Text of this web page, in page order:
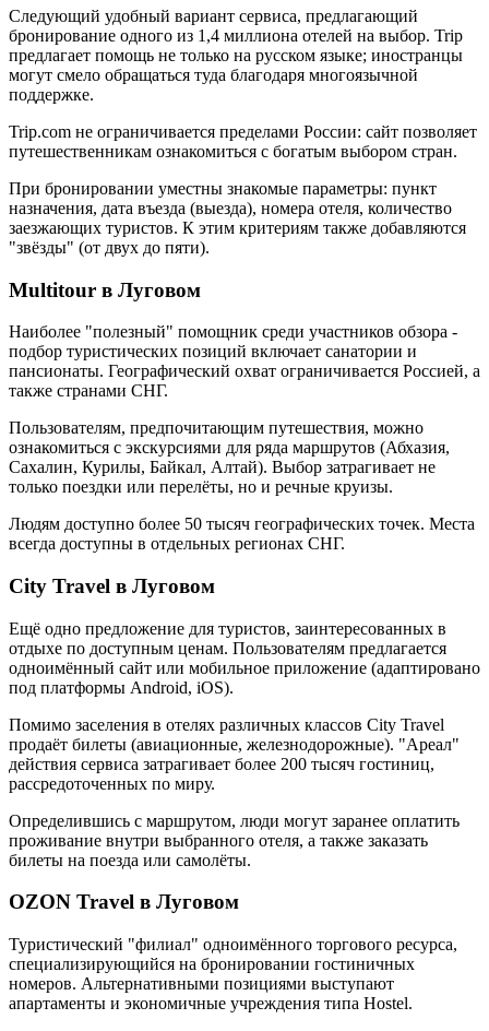
Следующий удобный вариант сервиса, предлагающий
бронирование одного из 1,4 миллиона отелей на выбор. Trip
предлагает помощь не только на русском языке; иностранцы
могут смело обращаться туда благодаря многоязычной
поддержке.
Trip.com не ограничивается пределами России: сайт позволяет
путешественникам ознакомиться с богатым выбором стран.
При бронировании уместны знакомые параметры: пункт
назначения, дата въезда (выезда), номера отеля, количество
заезжающих туристов. К этим критериям также добавляются
"звёзды" (от двух до пяти).
Multitour в Луговом
Наиболее "полезный" помощник среди участников обзора -
подбор туристических позиций включает санатории и
пансионаты. Географический охват ограничивается Россией, а
также странами СНГ.
Пользователям, предпочитающим путешествия, можно
ознакомиться с экскурсиями для ряда маршрутов (Абхазия,
Сахалин, Курилы, Байкал, Алтай). Выбор затрагивает не
только поездки или перелёты, но и речные круизы.
Людям доступно более 50 тысяч географических точек. Места
всегда доступны в отдельных регионах СНГ.
City Travel в Луговом
Ещё одно предложение для туристов, заинтересованных в
отдыхе по доступным ценам. Пользователям предлагается
одноимённый сайт или мобильное приложение (адаптировано
под платформы Android, iOS).
Помимо заселения в отелях различных классов City Travel
продаёт билеты (авиационные, железнодорожные). "Ареал"
действия сервиса затрагивает более 200 тысяч гостиниц,
рассредоточенных по миру.
Определившись с маршрутом, люди могут заранее оплатить
проживание внутри выбранного отеля, а также заказать
билеты на поезда или самолёты.
OZON Travel в Луговом
Туристический "филиал" одноимённого торгового ресурса,
специализирующийся на бронировании гостиничных
номеров. Альтернативными позициями выступают
апартаменты и экономичные учреждения типа Hostel.